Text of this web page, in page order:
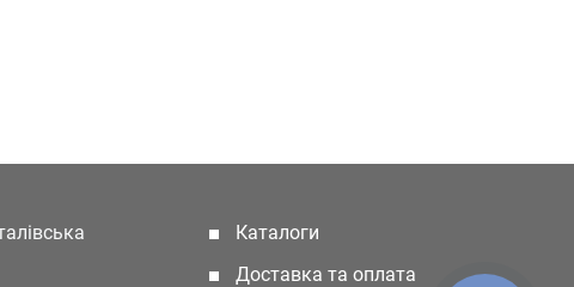
Каталоги
Доставка та оплата